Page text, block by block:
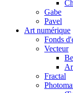
Gabe
Pavel
Art numérique
Fonds
Vecteur
Fractal